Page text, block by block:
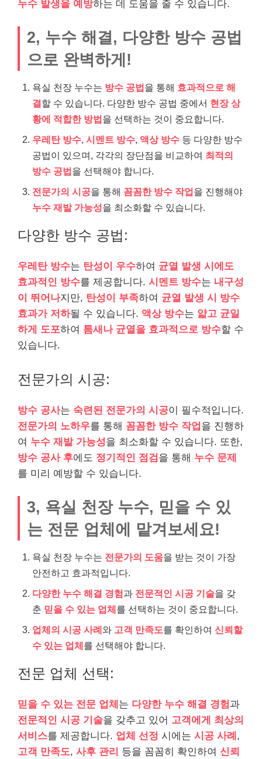
누수 발생을 예방하는 데 도움을 줄 수 있습니다.
2, 누수 해결, 다양한 방수 공법
으로 완벽하게!
욕실 천장 누수는 방수 공법 을 통해 효과적으로 해
결 할 수 있습니다. 다양한 방수 공법 중에서 현장 상
황에 적합한 방법 을 선택하는 것이 중요합니다.
우레탄 방수, 시멘트 방수, 액상 방수 등 다양한 방수
공법이 있으며, 각각의 장단점을 비교하여 최적의
방수 공법 을 선택해야 합니다.
전문가의 시공을 통해 꼼꼼한 방수 작업 을 진행해야
누수 재발 가능성을 최소화할 수 있습니다.
다양한 방수 공법:
우레탄 방수는 탄성이 우수하여 균열 발생 시에도
효과적인 방수를 제공합니다. 시멘트 방수는 내구성
이 뛰어나지만, 탄성이 부족하여 균열 발생 시 방수
효과가 저하될 수 있습니다. 액상 방수는 얇고 균일
하게 도포하여 틈새나 균열을 효과적으로 방수할 수
있습니다.
전문가의 시공:
방수 공사는 숙련된 전문가의 시공이 필수적입니다.
전문가의 노하우를 통해 꼼꼼한 방수 작업 을 진행하
여 누수 재발 가능성을 최소화할 수 있습니다. 또한,
방수 공사 후에도 정기적인 점검 을 통해 누수 문제
를 미리 예방할 수 있습니다.
3, 욕실 천장 누수, 믿을 수 있
는 전문 업체에 맡겨보세요!
욕실 천장 누수는 전문가의 도움을 받는 것이 가장
안전하고 효과적입니다.
다양한 누수 해결 경험 과 전문적인 시공 기술을 갖
춘 믿을 수 있는 업체 를 선택하는 것이 중요합니다.
업체의 시공 사례 와 고객 만족도를 확인하여 신뢰할
수 있는 업체 를 선택해야 합니다.
전문 업체 선택:
믿을 수 있는 전문 업체 는 다양한 누수 해결 경험과
전문적인 시공 기술을 갖추고 있어 고객에게 최상의
서비스를 제공합니다. 업체 선정 시에는 시공 사례 ,
고객 만족도, 사후 관리 등을 꼼꼼히 확인하여 신뢰